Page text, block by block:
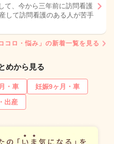
て、今から三年前に訪問看護
て訪問看護のある人が苦手
ココロ・悩み」の新着一覧を見る
めから見る
・車
妊娠9ヶ月・車
出産